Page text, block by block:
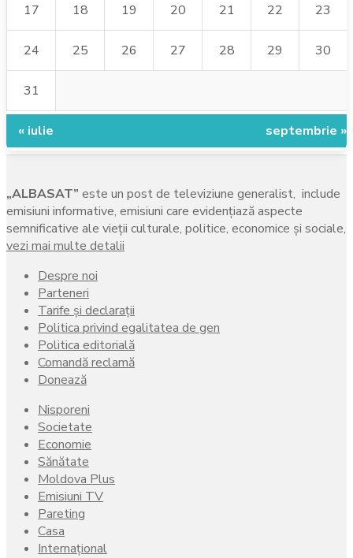
17 18 19 20 21 22 23
24 25 26 27 28 29 30
31
« iulie septembrie »
„ALBASAT” este un post de televiziune generalist, include
emisiuni informative, emisiuni care evidenţiază aspecte
semnificative ale vieţii culturale, politice, economice şi sociale,
vezi mai multe detalii
Despre noi
Parteneri
Tarife și declarații
Politica privind egalitatea de gen
Politica editorială
Comandă reclamă
Donează
Nisporeni
Societate
Economie
Sănătate
Moldova Plus
Emisiuni TV
Pareting
Casa
Internațional